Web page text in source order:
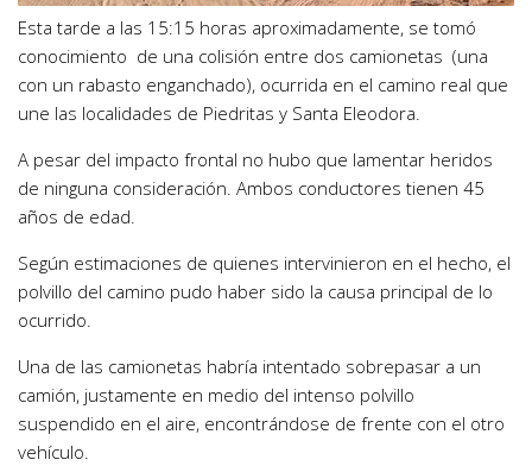
Esta tarde a las 15:15 horas aproximadamente, se tomó
conocimiento de una colisión entre dos camionetas (una
con un rabasto enganchado), ocurrida en el camino real que
une las localidades de Piedritas y Santa Eleodora.
A pesar del impacto frontal no hubo que lamentar heridos
de ninguna consideración. Ambos conductores tienen 45
años de edad.
Según estimaciones de quienes intervinieron en el hecho, el
polvillo del camino pudo haber sido la causa principal de lo
ocurrido.
Una de las camionetas habría intentado sobrepasar a un
camión, justamente en medio del intenso polvillo
suspendido en el aire, encontrándose de frente con el otro
vehículo.